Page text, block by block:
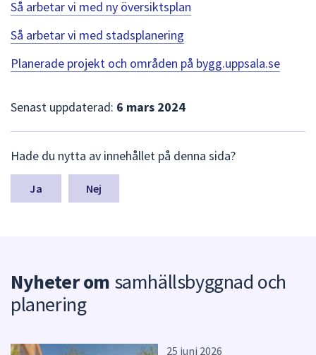
något
av
Så arbetar vi med ny översiktsplan
Så arbetar vi med stadsplanering
Planerade projekt och områden på bygg.uppsala.se
Senast uppdaterad: 6 mars 2024
ä
m
a
u
n
k
r
Hade du nytta av innehållet på denna sida?
Nej
Nyheter om samhällsbyggnad och
planering
25 juni 2026